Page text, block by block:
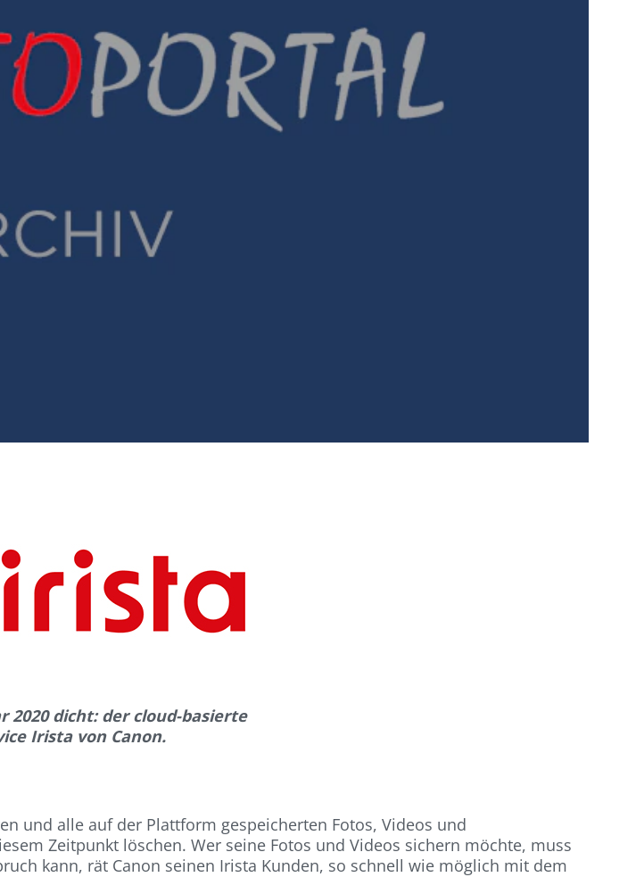
2020 dicht: der cloud-basierte
Irista von Canon.
und alle auf der Plattform gespeicherten Fotos, Videos und
Zeitpunkt löschen. Wer seine Fotos und Videos sichern möchte, muss
kann, rät Canon seinen Irista Kunden, so schnell wie möglich mit dem